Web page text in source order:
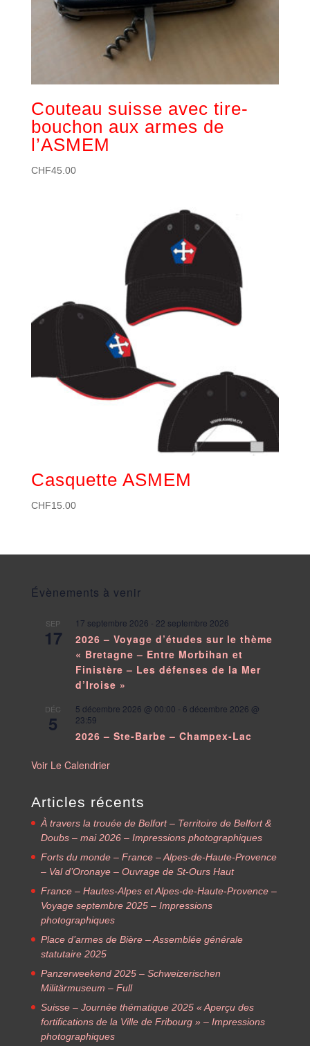
Couteau suisse avec tire-
bouchon aux armes de
l’ASMEM
CHF45.00
Casquette ASMEM
CHF15.00
Évènements à venir
SEP
17
17 septembre 2026 - 22 septembre 2026
2026 – Voyage d’études sur le thème
« Bretagne – Entre Morbihan et
Finistère – Les défenses de la Mer
d’Iroise »
DÉC
5
5 décembre 2026 @ 00:00 - 6 décembre 2026 @
23:59
2026 – Ste-Barbe – Champex-Lac
Voir Le Calendrier
Articles récents
À travers la trouée de Belfort – Territoire de Belfort &
Doubs – mai 2026 – Impressions photographiques
Forts du monde – France – Alpes-de-Haute-Provence
– Val d’Oronaye – Ouvrage de St-Ours Haut
France – Hautes-Alpes et Alpes-de-Haute-Provence –
Voyage septembre 2025 – Impressions
photographiques
Place d’armes de Bière – Assemblée générale
statutaire 2025
Panzerweekend 2025 – Schweizerischen
Militärmuseum – Full
Suisse – Journée thématique 2025 « Aperçu des
fortifications de la Ville de Fribourg » – Impressions
photographiques